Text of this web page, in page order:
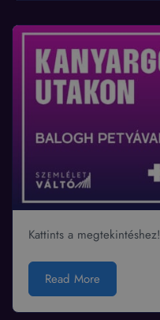
Kattints a megtekintéshez!
Read More